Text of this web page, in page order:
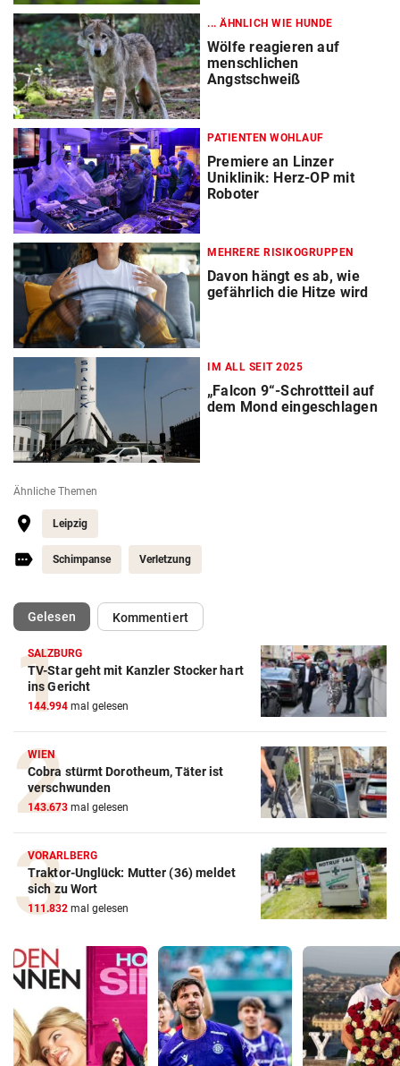
... ÄHNLICH WIE HUNDE
Wölfe reagieren auf
menschlichen
Angstschweiß
PATIENTEN WOHLAUF
Premiere an Linzer
Uniklinik: Herz-OP mit
Roboter
MEHRERE RISIKOGRUPPEN
Davon hängt es ab, wie
gefährlich die Hitze wird
IM ALL SEIT 2025
„Falcon 9“-Schrottteil auf
dem Mond eingeschlagen
Ähnliche Themen
Leipzig
Schimpanse Verletzung
Gelesen(ausgewählt)Kommentiert
SALZBURG
TV-Star geht mit Kanzler Stocker hart
ins Gericht
144.994 mal gelesen
WIEN
Cobra stürmt Dorotheum, Täter ist
verschwunden
143.673 mal gelesen
VORARLBERG
Traktor-Unglück: Mutter (36) meldet
sich zu Wort
111.832 mal gelesen